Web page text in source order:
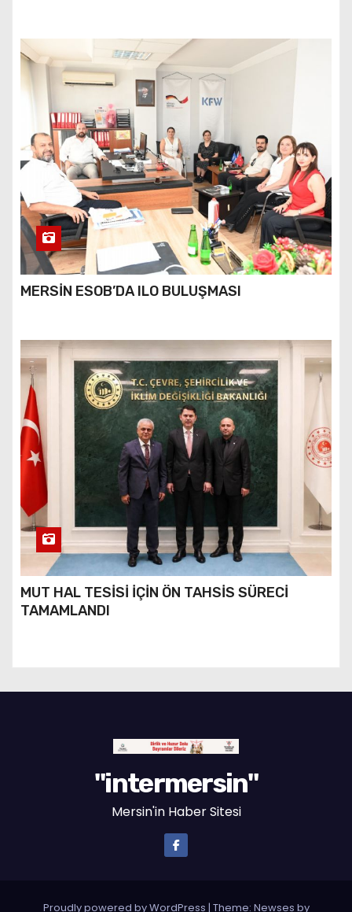
MERSİN ESOB’DA ILO BULUŞMASI
MUT HAL TESİSİ İÇİN ÖN TAHSİS SÜRECİ
TAMAMLANDI
"intermersin"
Mersin'in Haber Sitesi
Proudly powered by WordPress | Theme: Newses by